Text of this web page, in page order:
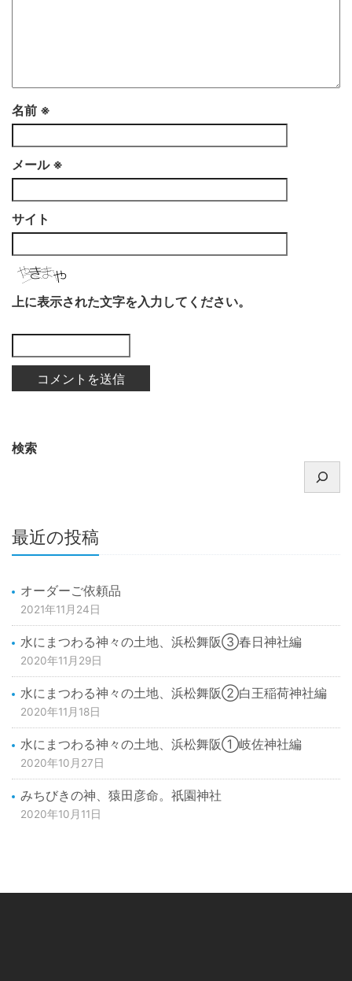
名前 ※
メール ※
サイト
上に表示された文字を入力してください。
検索
最近の投稿
オーダーご依頼品
2021年11月24日
水にまつわる神々の土地、浜松舞阪③春日神社編
2020年11月29日
水にまつわる神々の土地、浜松舞阪②白王稲荷神社編
2020年11月18日
水にまつわる神々の土地、浜松舞阪①岐佐神社編
2020年10月27日
みちびきの神、猿田彦命。祇園神社
2020年10月11日